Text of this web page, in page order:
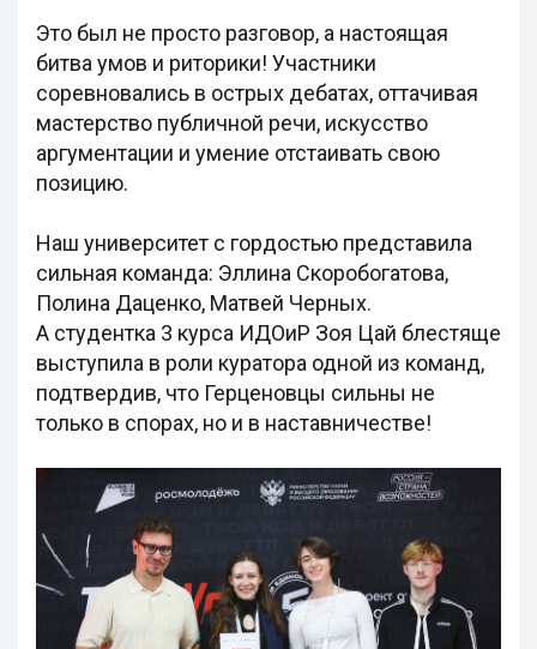
Это был не просто разговор, а настоящая
битва умов и риторики! Участники
соревновались в острых дебатах, оттачивая
мастерство публичной речи, искусство
аргументации и умение отстаивать свою
позицию.
Наш университет с гордостью представила
сильная команда: Эллина Скоробогатова,
Полина Даценко, Матвей Черных.
А студентка 3 курса ИДОиР Зоя Цай блестяще
выступила в роли куратора одной из команд,
подтвердив, что Герценовцы сильны не
только в спорах, но и в наставничестве!